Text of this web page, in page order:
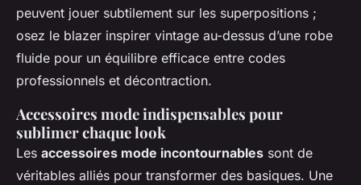
peuvent jouer subtilement sur les superpositions ;
osez le blazer inspirer vintage au-dessus d’une robe
fluide pour un équilibre efficace entre codes
professionnels et décontraction.
Accessoires mode indispensables pour
sublimer chaque look
Les accessoires mode incontournables sont de
véritables alliés pour transformer des basiques. Une